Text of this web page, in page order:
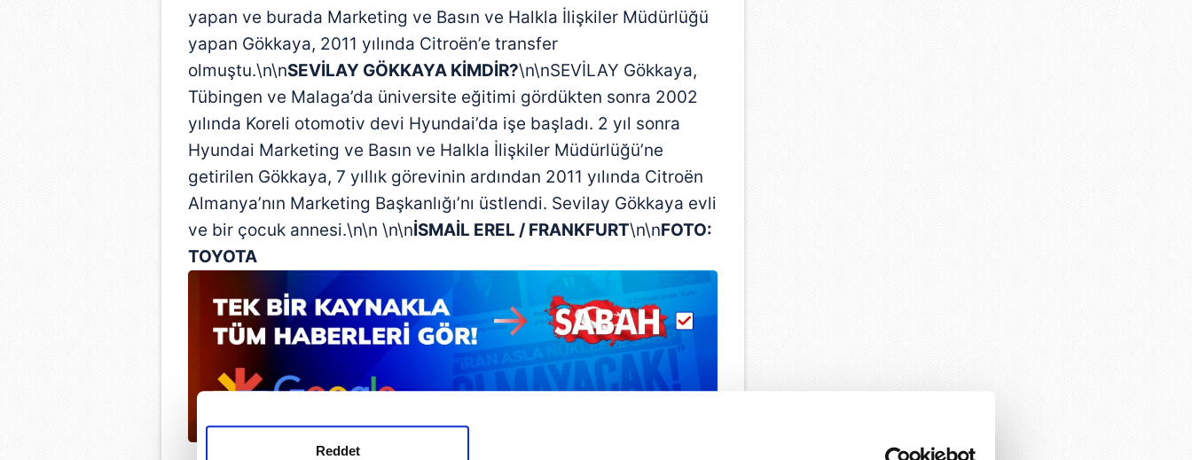
Reddet
yapan ve burada Marketing ve Basın ve Halkla İlişkiler Müdürlüğü
yapan Gökkaya, 2011 yılında Citroën’e transfer
olmuştu.\n\nSEVİLAY GÖKKAYA KİMDİR?\n\nSEVİLAY Gökkaya,
Tübingen ve Malaga’da üniversite eğitimi gördükten sonra 2002
yılında Koreli otomotiv devi Hyundai’da işe başladı. 2 yıl sonra
Hyundai Marketing ve Basın ve Halkla İlişkiler Müdürlüğü’ne
getirilen Gökkaya, 7 yıllık görevinin ardından 2011 yılında Citroën
Almanya’nın Marketing Başkanlığı’nı üstlendi. Sevilay Gökkaya evli
ve bir çocuk annesi.\n\n \n\nİSMAİL EREL / FRANKFURT\n\nFOTO:
TOYOTA